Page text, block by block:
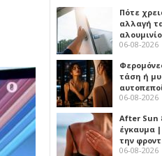
Πότε
αλλαγή
06-08-2026
τάση ή
06-08-2026
After Sun
έγκαυμα
την
06-08-2026